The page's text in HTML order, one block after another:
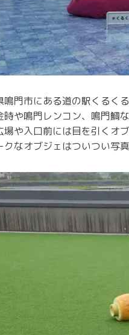
鳴門市にある道の駅くるく
時や鳴門レンコン、鳴門鯛
場や入口前には目を引くオ
クなオブジェはついつい写